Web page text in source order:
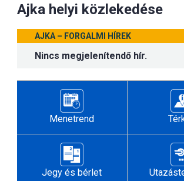
Ajka helyi közlekedése
AJKA – FORGALMI HÍREK
Nincs megjelenítendő hír.
Menetrend
Jegy és bérlet